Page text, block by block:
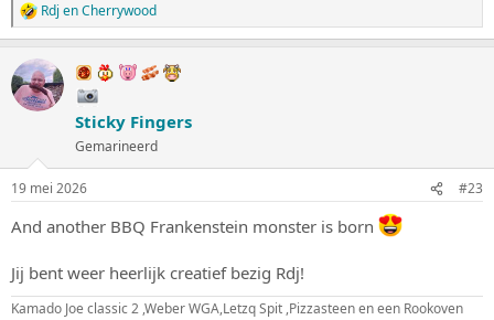
W
a
r
d
e
e
:
Rdj enCherrywood
Sticky Fingers
Gemarineerd
19 mei 2026 #23
And another BBQ Frankenstein monster is born
Jij bent weer heerlijk creatief bezig Rdj!
Kamado Joe classic 2 ,Weber WGA,Letzq Spit ,Pizzasteen en een Rookoven